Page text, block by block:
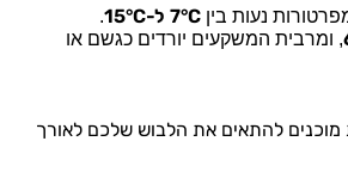
נעות בין 7°C ל-15°C .
, ומרבית המשקעים יורדים כגשם או
מוכנים להתאים את הלבוש שלכם לאורך